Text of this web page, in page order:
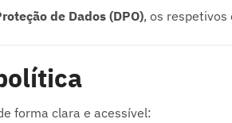
de Dados (DPO), os
forma clara e acessível: